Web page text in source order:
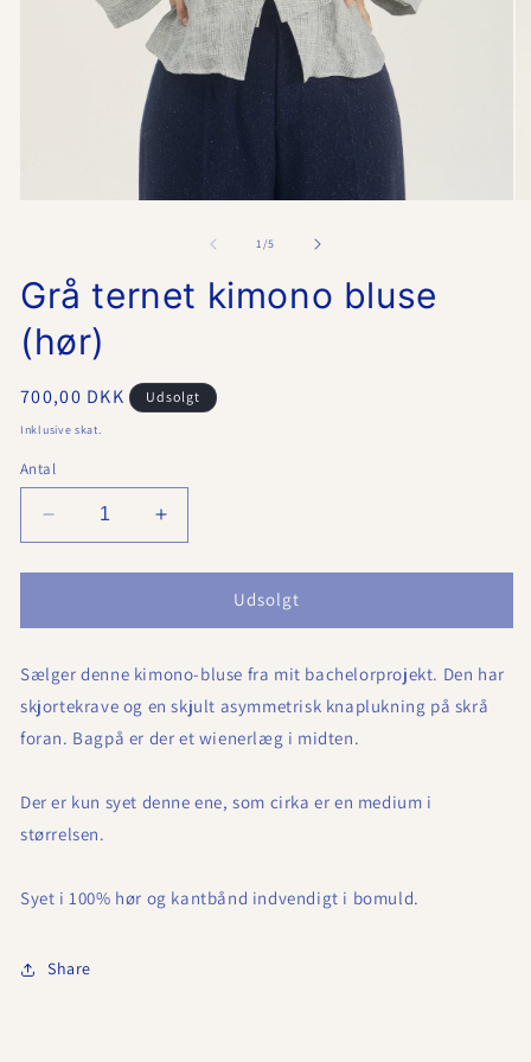
modus
1/af
5
Grå ternet kimono bluse
(hør)
Normalpris
700,00 DKK Udsolgt
Inklusive skat.
Antal
Reducer
antallet
for
ternet
bluse
(hør)
Øg
antallet
for
ternet
bluse
(hør)
Udsolgt
Sælger denne kimono-bluse fra mit bachelorprojekt. Den har
skjortekrave og en skjult asymmetrisk knaplukning på skrå
foran. Bagpå er der et wienerlæg i midten.
Der er kun syet denne ene, som cirka er en medium i
størrelsen.
Syet i 100% hør og kantbånd indvendigt i bomuld.
Share